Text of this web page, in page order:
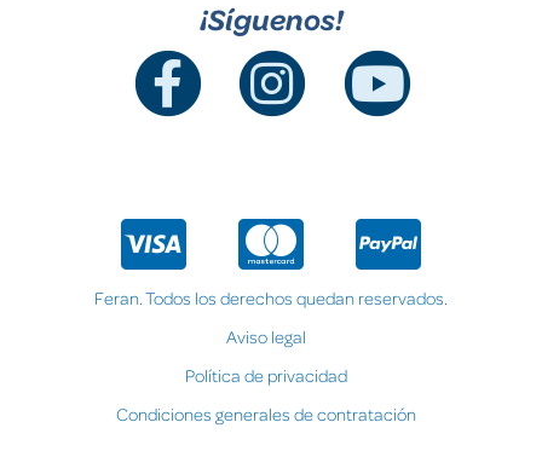
¡Síguenos!
Feran. Todos los derechos quedan reservados.
Aviso legal
Política de privacidad
Condiciones generales de contratación